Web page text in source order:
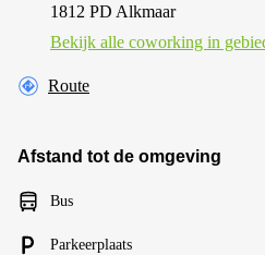
1812 PD Alkmaar
Bekijk alle сoworking in
Route
Afstand tot de omgeving
Bus
Parkeerplaats